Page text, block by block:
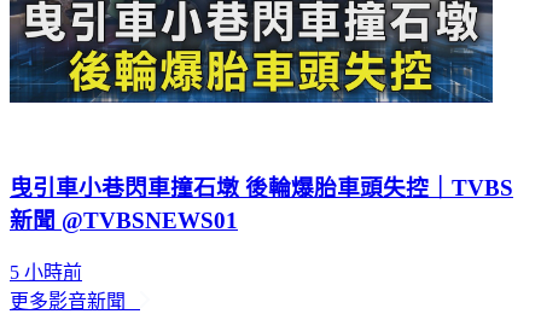
曳引車小巷閃車撞石墩 後輪爆胎車頭失控｜TVBS
新聞 @TVBSNEWS01
5 小時前
更多影音新聞